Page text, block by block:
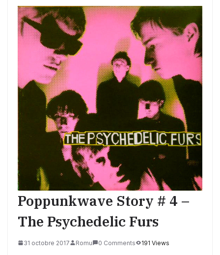
Poppunkwave Story # 4 –
The Psychedelic Furs
31 octobre 2017 Romu 0 Comments 191 Views